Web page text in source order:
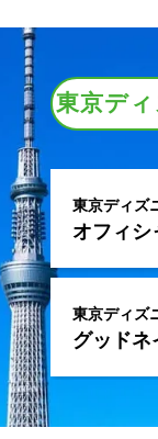
東京デ
東京ディズ
オフィシ
東京ディズ
グッドネ